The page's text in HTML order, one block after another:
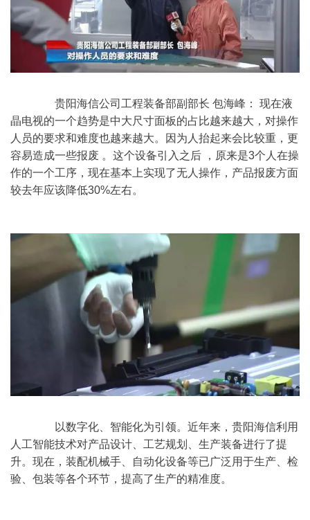
贵阳海信公司工程装备部副部长 包海峰： 现在液
晶电视的一个趋势是中大尺寸面板的占比越来越大，对操作
人员的要求和难度也越来越大。因为人抬起来会比较重，更
容易造成一些报废 。这个设备引入之后 ，原来是3个人在操
作的一个工序，现在基本上实现了无人操作，产品报废方面
较去年应该降低30%左右。
人工智能技术对产品设计、工艺规划、生产装备进行了提
升。现在，装配机械手、自动化设备等已广泛用于生产、检
验、包装等各个环节，提高了生产的精准度。